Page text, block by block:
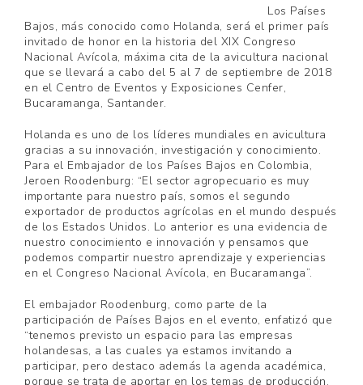
Los Países
Bajos, más conocido como Holanda, será el primer país
invitado de honor en la historia del XIX Congreso
Nacional Avícola, máxima cita de la avicultura nacional
que se llevará a cabo del 5 al 7 de septiembre de 2018
en el Centro de Eventos y Exposiciones Cenfer,
Bucaramanga, Santander.
Holanda es uno de los líderes mundiales en avicultura
gracias a su innovación, investigación y conocimiento.
Para el Embajador de los Países Bajos en Colombia,
Jeroen Roodenburg: “El sector agropecuario es muy
importante para nuestro país, somos el segundo
exportador de productos agrícolas en el mundo después
de los Estados Unidos. Lo anterior es una evidencia de
nuestro conocimiento e innovación y pensamos que
podemos compartir nuestro aprendizaje y experiencias
en el Congreso Nacional Avícola, en Bucaramanga”.
El embajador Roodenburg, como parte de la
participación de Países Bajos en el evento, enfatizó que
“tenemos previsto un espacio para las empresas
holandesas, a las cuales ya estamos invitando a
participar, pero destaco además la agenda académica,
porque se trata de aportar en los temas de producción,